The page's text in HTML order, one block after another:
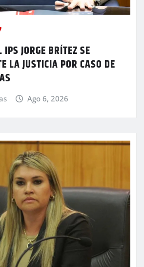
JORGE BRÍTEZ SE
LA JUSTICIA POR CASO DE
Ago 6, 2026